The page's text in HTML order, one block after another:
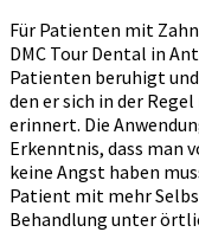
Für Patienten mit
DMC Tour Dental in
Patienten beruhigt
den er sich in der
erinnert. Die
Erkenntnis, dass man
keine Angst haben
Patient mit mehr
Behandlung unter